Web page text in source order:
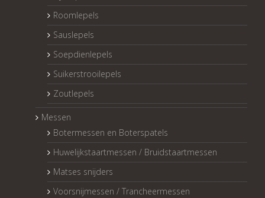
Roomlepels
Sauslepels
Soepdienlepels
Suikerstrooilepels
Zoutlepels
Messen
Botermessen en Boterspatels
Huwelijkstaartmessen / Bruidstaartmessen
Matses snijders
Voorsnijmessen / Trancheermessen